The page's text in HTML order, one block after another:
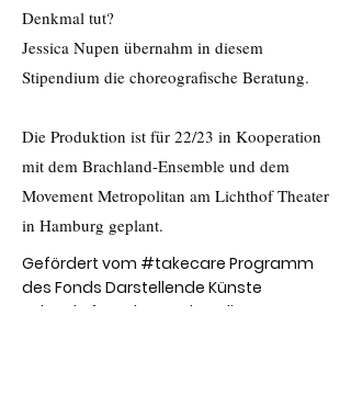
Denkmal tut?
Jessica Nupen übernahm in diesem
Stipendium die choreografische Beratung.
Die Produktion ist für 22/23 in Kooperation
mit dem Brachland-Ensemble und dem
Movement Metropolitan am Lichthof Theater
in Hamburg geplant.
Gefördert vom #takecare Programm
des Fonds Darstellende Künste
Behörde für Kultur und Medien